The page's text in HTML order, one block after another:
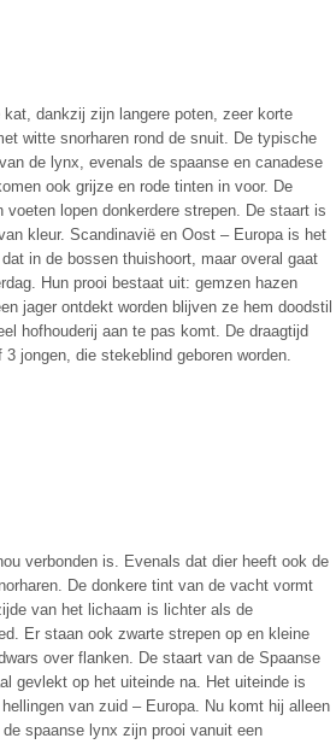
dankzij zijn langere poten, zeer korte
witte snorharen rond de snuit. De typische
de lynx, evenals de spaanse en canadese
ook grijze en rode tinten in voor. De
lopen donkerdere strepen. De staart is
kleur. Scandinavië en Oost – Europa is het
in de bossen thuishoort, maar overal gaat
Hun prooi bestaat uit: gemzen hazen
jager ontdekt worden blijven ze hem doodstil
hofhouderij aan te pas komt. De draagtijd
jongen, die stekeblind geboren worden.
verbonden is. Evenals dat dier heeft ook de
De donkere tint van de vacht vormt
van het lichaam is lichter als de
Er staan ook zwarte strepen op en kleine
over flanken. De staart van de Spaanse
gevlekt op het uiteinde na. Het uiteinde is
van zuid – Europa. Nu komt hij alleen
spaanse lynx zijn prooi vanuit een